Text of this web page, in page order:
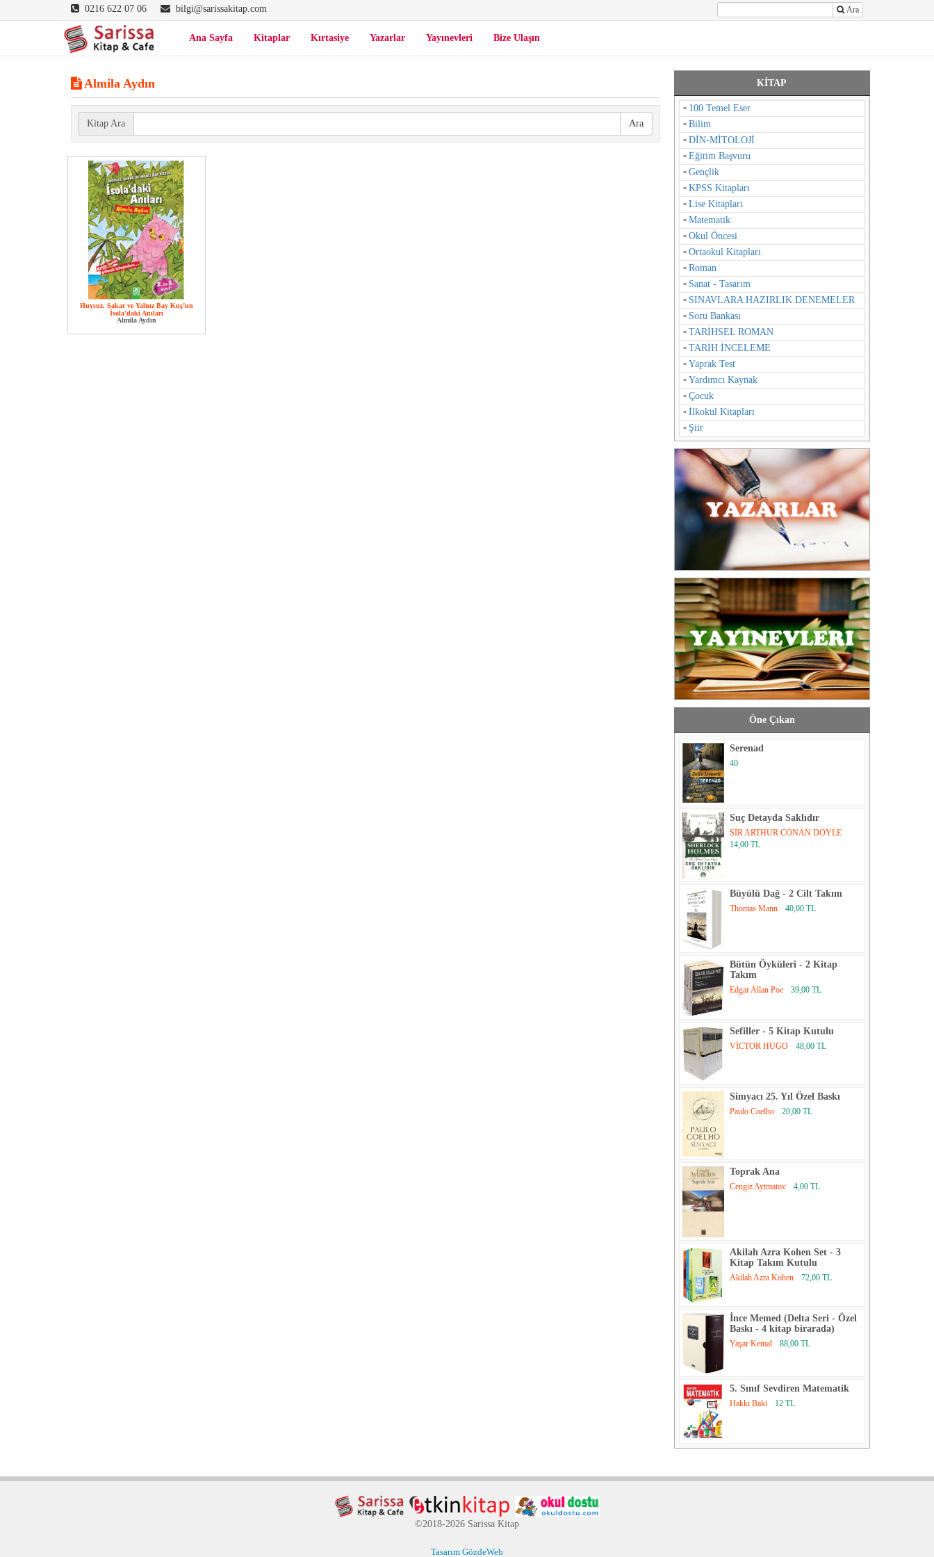
0216 622 07 06 bilgi@sarissakitap.com Ara
Ana Sayfa Kitaplar Kırtasiye Yazarlar Yayınevleri Bize Ulaşın
Almila Aydın
Kitap Ara Ara
Huysuz, Sakar ve Yalnız Bay Kuş’un
İsola’daki Anıları
Almila Aydın
KİTAP
100 Temel Eser
Bilim
DİN-MİTOLOJİ
Eğitim Başvuru
Gençlik
KPSS Kitapları
Lise Kitapları
Matematik
Okul Öncesi
Ortaokul Kitapları
Roman
Sanat - Tasarım
SINAVLARA HAZIRLIK DENEMELER
Soru Bankası
TARİHSEL ROMAN
TARİH İNCELEME
Yaprak Test
Yardımcı Kaynak
Çocuk
İlkokul Kitapları
Şiir
Öne Çıkan
Serenad
40
Suç Detayda Saklıdır
SİR ARTHUR CONAN DOYLE
14,00 TL
Büyülü Dağ - 2 Cilt Takım
Thomas Mann 40,00 TL
Bütün Öyküleri - 2 Kitap
Takım
Edgar Allan Poe 39,00 TL
Sefiller - 5 Kitap Kutulu
VİCTOR HUGO 48,00 TL
Simyacı 25. Yıl Özel Baskı
Paulo Coelho 20,00 TL
Toprak Ana
Cengiz Aytmatov 4,00 TL
Akilah Azra Kohen Set - 3
Kitap Takım Kutulu
Akilah Azra Kohen 72,00 TL
İnce Memed (Delta Seri - Özel
Baskı - 4 kitap birarada)
Yaşar Kemal 88,00 TL
5. Sınıf Sevdiren Matematik
Hakkı Baki 12 TL
©2018-2026 Sarissa Kitap
Tasarım GözdeWeb